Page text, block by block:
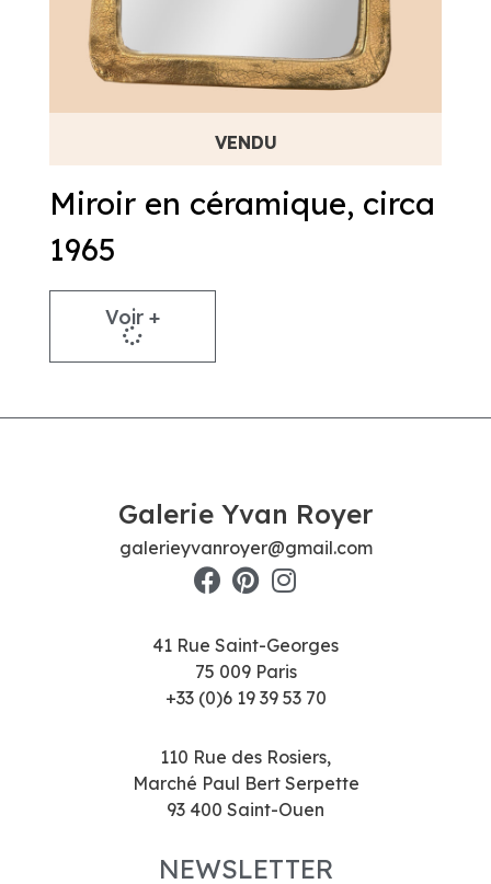
Miroir en céramique, circa
1965
Voir +
Galerie Yvan Royer
galerieyvanroyer@gmail.com
41 Rue Saint-Georges
75 009 Paris
+33 (0)6 19 39 53 70
110 Rue des Rosiers,
Marché Paul Bert Serpette
93 400 Saint-Ouen
NEWSLETTER